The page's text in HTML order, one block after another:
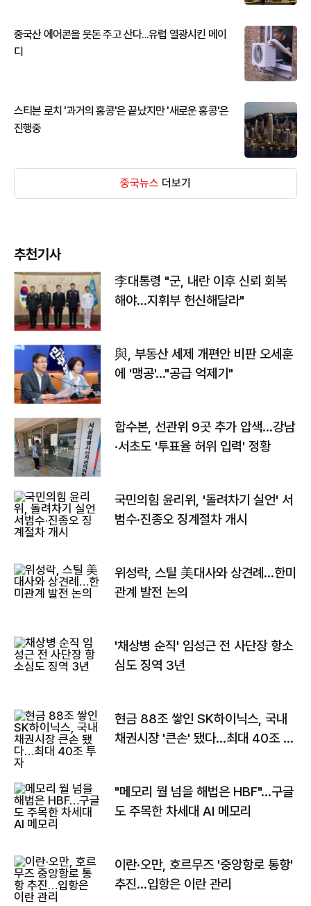
중국산 에어콘을 웃돈 주고 산다...유럽 열광시킨 메이
디
스티븐 로치 '과거의 홍콩'은 끝났지만 '새로운 홍콩'은
진행중
중국뉴스 더보기
추천기사
李대통령 "군, 내란 이후 신뢰 회복
해야…지휘부 헌신해달라"
與, 부동산 세제 개편안 비판 오세훈
에 '맹공'…"공급 억제기"
합수본, 선관위 9곳 추가 압색…강남
·서초도 '투표율 허위 입력' 정황
국민의힘 윤리위, '돌려차기 실언' 서
범수·진종오 징계절차 개시
위성락, 스틸 美대사와 상견례…한미
관계 발전 논의
'채상병 순직' 임성근 전 사단장 항소
심도 징역 3년
현금 88조 쌓인 SK하이닉스, 국내
채권시장 '큰손' 됐다…최대 40조 투
"메모리 월 넘을 해법은 HBF"…구글
도 주목한 차세대 AI 메모리
이란·오만, 호르무즈 '중앙항로 통항'
추진…입항은 이란 관리